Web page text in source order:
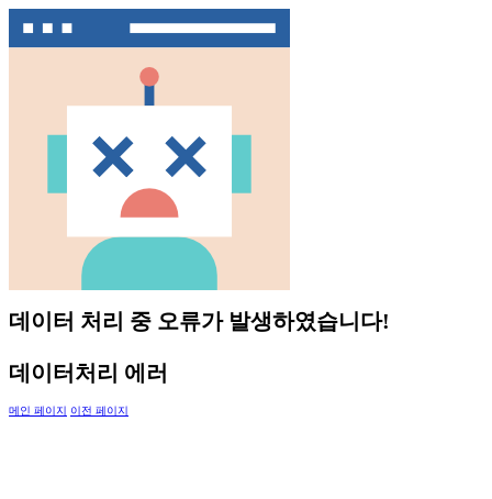
데이터 처리 중 오류가 발생하였습니다!
데이터처리 에러
메인 페이지 이전 페이지